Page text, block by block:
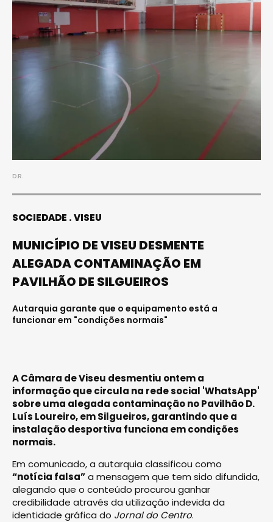
D.R.
SOCIEDADE VISEU
MUNICÍPIO DE VISEU DESMENTE
ALEGADA CONTAMINAÇÃO EM
PAVILHÃO DE SILGUEIROS
Autarquia garante que o equipamento está a
funcionar em "condições normais"
A Câmara de Viseu desmentiu ontem a
informação que circula na rede social 'WhatsApp'
sobre uma alegada contaminação no Pavilhão D.
Luís Loureiro, em Silgueiros, garantindo que a
instalação desportiva funciona em condições
normais.
Em comunicado, a autarquia classificou como
“notícia falsa”a mensagem que tem sido difundida,
alegando que o conteúdo procurou ganhar
credibilidade através da utilização indevida da
identidade gráfica do Jornal do Centro.